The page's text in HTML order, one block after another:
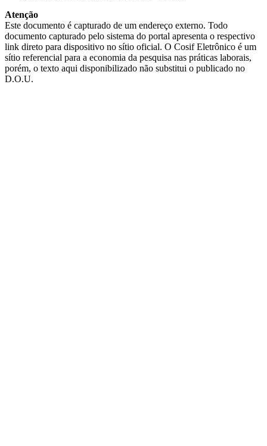
Atenção
Este documento é capturado de um endereço externo. Todo
documento capturado pelo sistema do portal apresenta o respectivo
link direto para dispositivo no sítio oficial. O Cosif Eletrônico é um
sítio referencial para a economia da pesquisa nas práticas laborais,
porém, o texto aqui disponibilizado não substitui o publicado no
D.O.U.